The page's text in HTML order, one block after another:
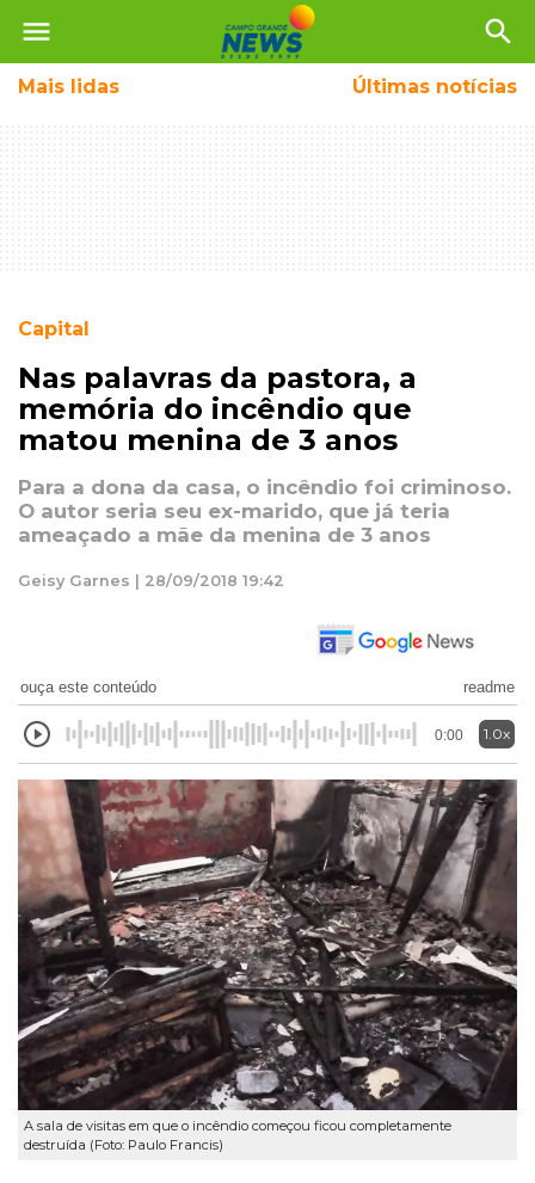
menu search
Mais lidas Últimas notícias
Capital
Nas palavras da pastora, a
memória do incêndio que
matou menina de 3 anos
Para a dona da casa, o incêndio foi criminoso.
O autor seria seu ex-marido, que já teria
ameaçado a mãe da menina de 3 anos
Geisy Garnes | 28/09/2018 19:42
ouça este conteúdo readme
0:00 1.0x
A sala de visitas em que o incêndio começou ficou completamente
destruída (Foto: Paulo Francis)